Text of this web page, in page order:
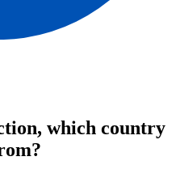
which country